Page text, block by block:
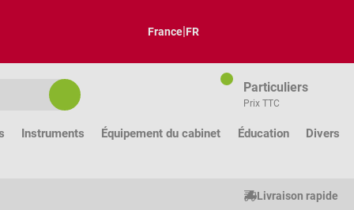
France|FR
Particuliers
Prix TTC
Instruments Équipement du cabinet Éducation Divers
Livraison rapide